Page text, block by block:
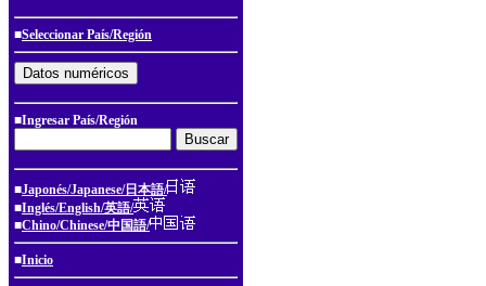
■Seleccionar País/Región
■Ingresar País/Región
■Japonés/Japanese/日本語/
■Inglés/English/英語/
■Chino/Chinese/中国語/
■Inicio